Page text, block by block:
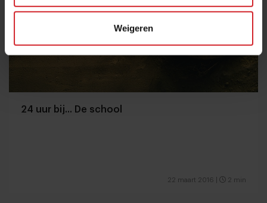
Weigeren
24 uur bij... De school
22 maart 2016 2 min